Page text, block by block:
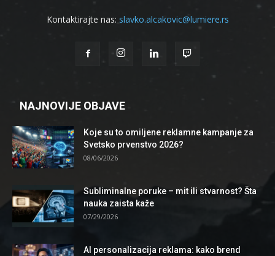
Kontaktirajte nas: slavko.alcakovic@lumiere.rs
NAJNOVIJE OBJAVE
Koje su to omiljene reklamne kampanje za
Svetsko prvenstvo 2026?
08/06/2026
Subliminalne poruke – mit ili stvarnost? Šta
nauka zaista kaže
07/29/2026
AI personalizacija reklama: kako brend